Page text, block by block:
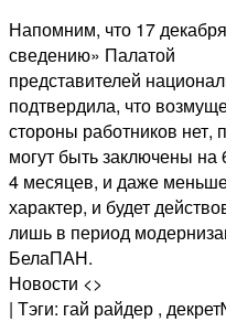
Напомним, что 17
сведению» Палатой
представителей
подтвердила, что
стороны работников нет,
могут быть заключены на
4 месяцев, и даже
характер, и будет
лишь в период
БелаПАН.
Новости <>
| Тэги: гай райдер ,